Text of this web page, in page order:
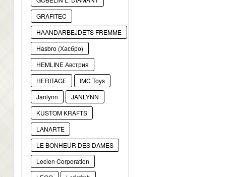
GRAFITEC
HAANDARBEJDETS FREMME
Hasbro (Хасбро)
HEMLINE Австрия
HERITAGE
IMC Toys
Janlynn
JANLYNN
KUSTOM KRAFTS
LANARTE
LE BONHEUR DES DAMES
Lecien Corporation